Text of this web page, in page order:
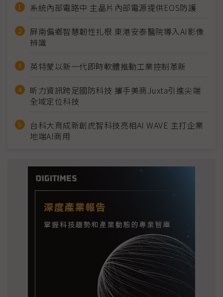
系統內部電路中 主晶片內部電源提供EOS防護
屏南偏鄉智慧韌性扎根 東港安泰醫院導入AI影像
辨識
英特蒙以新一代即時軟體推動工業控制革新
昕力資訊跨足國防科技 攜手美商Juxta引進尖端
全域定位科技
台科大育成新創虎智科技亮相AI WAVE 主打企業
地端AI商用